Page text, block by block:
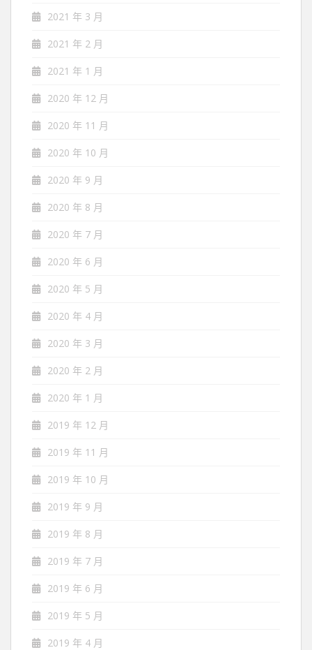
2021 年 3 月
2021 年 2 月
2021 年 1 月
2020 年 12 月
2020 年 11 月
2020 年 10 月
2020 年 9 月
2020 年 8 月
2020 年 7 月
2020 年 6 月
2020 年 5 月
2020 年 4 月
2020 年 3 月
2020 年 2 月
2020 年 1 月
2019 年 12 月
2019 年 11 月
2019 年 10 月
2019 年 9 月
2019 年 8 月
2019 年 7 月
2019 年 6 月
2019 年 5 月
2019 年 4 月